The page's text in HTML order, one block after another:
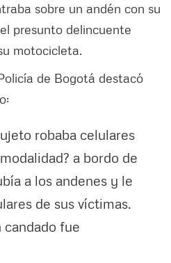
sobre un andén con su
presunto delincuente
motocicleta.
de Bogotá destacó
robaba celulares
a bordo de
a los andenes y le
de sus víctimas.
candado fue